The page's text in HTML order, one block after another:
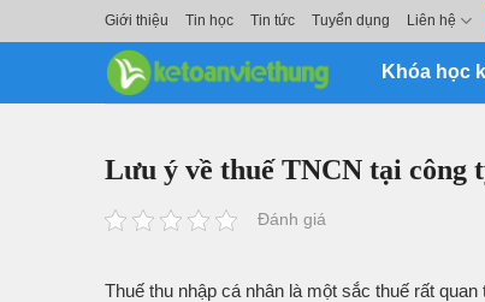
Giới thiệu Tin học Tin tức Tuyển dụng Liên hệ
Khóa học
Lưu ý về thuế TNCN tại công
Đánh giá
Thuế thu nhập cá nhân là một sắc thuế rất